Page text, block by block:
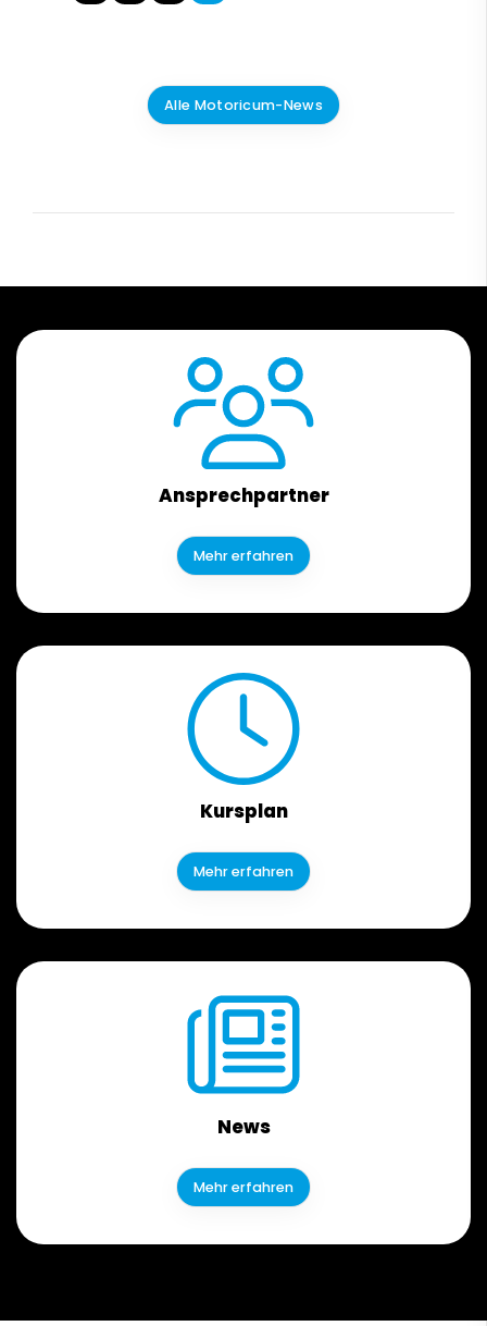
Alle Motoricum-News
Ansprechpartner
Mehr erfahren
Kursplan
Mehr erfahren
News
Mehr erfahren